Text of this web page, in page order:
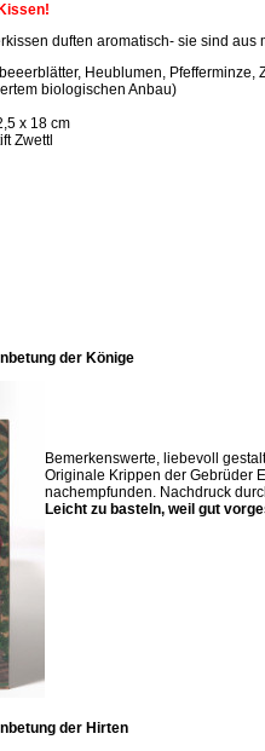
duften aromatisch- sie sind aus
Heublumen,
biologischen Anbau)
x 18 cm
Zwettl
der Könige
Bemerkenswerte, liebevoll
Originale Krippen der Gebrüder
nachempfunden. Nachdruck
Leicht zu basteln, weil gut
der Hirten